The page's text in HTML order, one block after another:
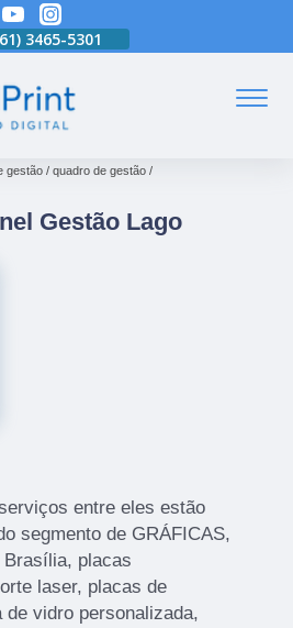
3465-5301
gestão
quadro de gestão
Gestão Lago
entre eles estão
segmento de GRÁFICAS,
placas
laser, placas de
vidro personalizada,